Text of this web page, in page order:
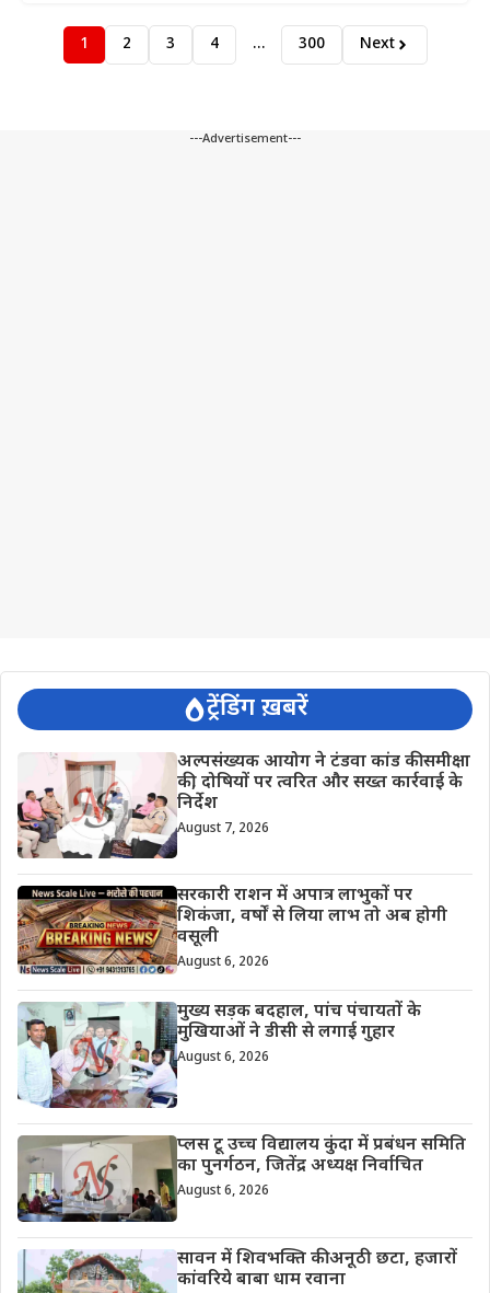
1 2 3 4 … 300 Next
---Advertisement---
ट्रेंडिंग ख़बरें
अल्पसंख्यक आयोग ने टंडवा कांड की समीक्षा
की, दोषियों पर त्वरित और सख्त कार्रवाई के
निर्देश
August 7, 2026
सरकारी राशन में अपात्र लाभुकों पर
शिकंजा, वर्षों से लिया लाभ तो अब होगी
वसूली
August 6, 2026
मुख्य सड़क बदहाल, पांच पंचायतों के
मुखियाओं ने डीसी से लगाई गुहार
August 6, 2026
प्लस टू उच्च विद्यालय कुंदा में प्रबंधन समिति
का पुनर्गठन, जितेंद्र अध्यक्ष निर्वाचित
August 6, 2026
सावन में शिवभक्ति की अनूठी छटा, हजारों
कांवरिये बाबा धाम रवाना